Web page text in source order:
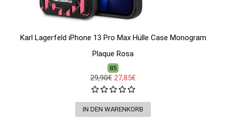
Karl Lagerfeld iPhone 13 Pro Max Hülle Case Monogram
Plaque Rosa
85
29,90€ 27,85€